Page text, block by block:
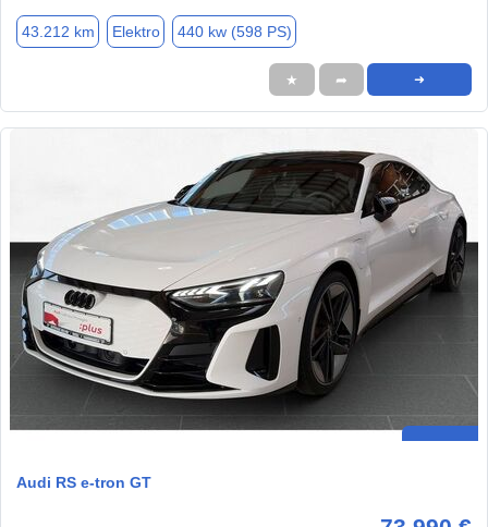
43.212 km Elektro 440 kw (598 PS)
★ ➦ ➜
Audi RS e-tron GT